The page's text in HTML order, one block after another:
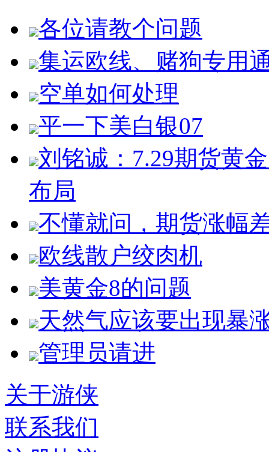
各位请教个问题
集运欧线、赌狗专用
空单如何处理
平一下美白银07
刘铭诚：7.29期货黄
布局
不懂就问，期货涨幅
欧线散户绞肉机
美黄金8的问题
天然气应该要出现暴
管理员请进
关于游侠
联系我们